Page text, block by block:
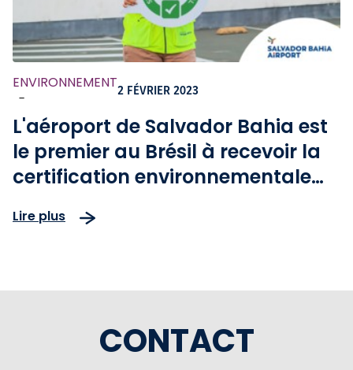
ENVIRONNEMENT
-
2 FÉVRIER 2023
L'aéroport de Salvador Bahia est
le premier au Brésil à recevoir la
certification environnementale
Lire plus
CONTACT